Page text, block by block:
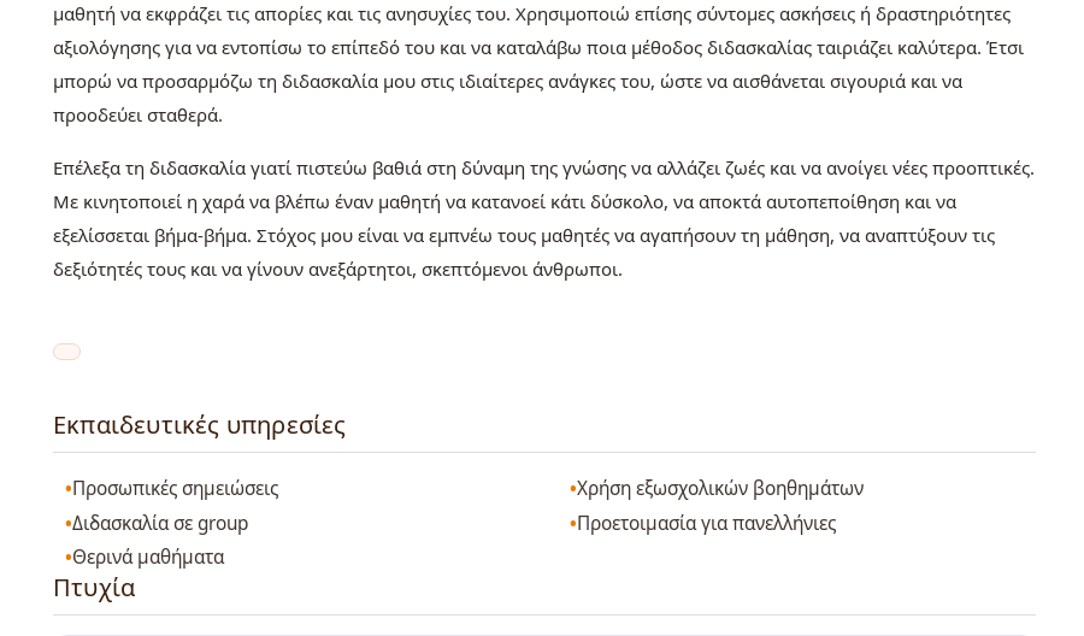
μαθητή να εκφράζει τις απορίες και τις ανησυχίες του. Χρησιμοποιώ επίσης σύντομες ασκήσεις ή δραστηριότητες
αξιολόγησης για να εντοπίσω το επίπεδό του και να καταλάβω ποια μέθοδος διδασκαλίας ταιριάζει καλύτερα. Έτσι
μπορώ να προσαρμόζω τη διδασκαλία μου στις ιδιαίτερες ανάγκες του, ώστε να αισθάνεται σιγουριά και να
προοδεύει σταθερά.
Επέλεξα τη διδασκαλία γιατί πιστεύω βαθιά στη δύναμη της γνώσης να αλλάζει ζωές και να ανοίγει νέες προοπτικές.
Με κινητοποιεί η χαρά να βλέπω έναν μαθητή να κατανοεί κάτι δύσκολο, να αποκτά αυτοπεποίθηση και να
εξελίσσεται βήμα-βήμα. Στόχος μου είναι να εμπνέω τους μαθητές να αγαπήσουν τη μάθηση, να αναπτύξουν τις
δεξιότητές τους και να γίνουν ανεξάρτητοι, σκεπτόμενοι άνθρωποι.
Εκπαιδευτικές υπηρεσίες
Προσωπικές σημειώσεις
Χρήση εξωσχολικών βοηθημάτων
Διδασκαλία σε group
Προετοιμασία για πανελλήνιες
Θερινά μαθήματα
Πτυχία